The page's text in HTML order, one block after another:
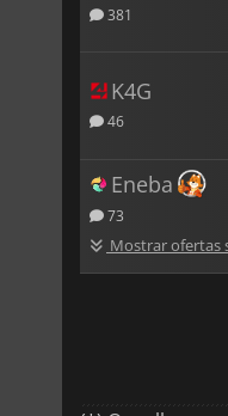
381
K4G
46
Eneba
73
Mostrar ofertas